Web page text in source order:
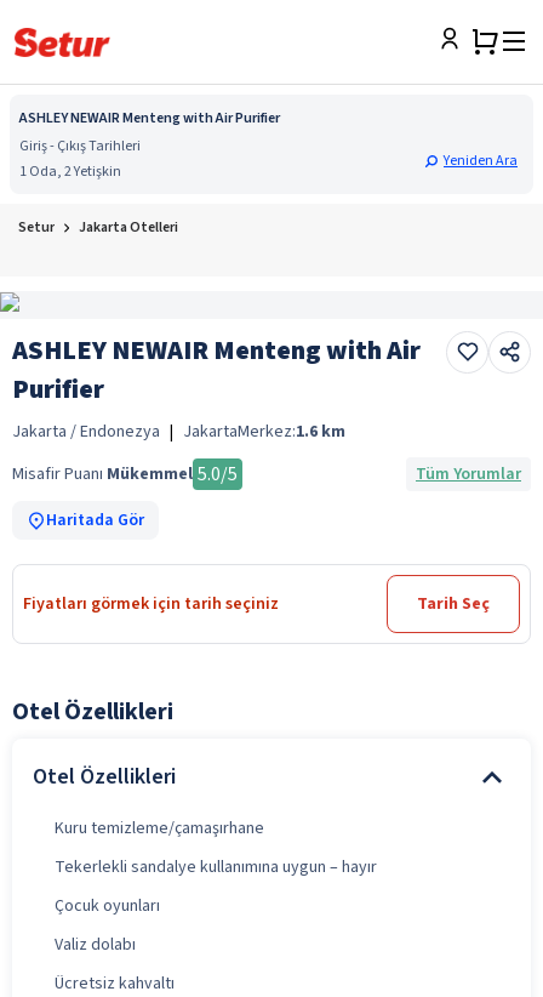
ASHLEY NEWAIR Menteng with Air Purifier
Giriş - Çıkış Tarihleri
1 Oda, 2 Yetişkin
Yeniden Ara
Setur Jakarta Otelleri
ASHLEY NEWAIR Menteng with Air
Purifier
Jakarta / Endonezya | JakartaMerkez:1.6 km
Misafir Puanı Mükemmel 5.0/5
Tüm Yorumlar
Haritada Gör
Fiyatları görmek için tarih seçiniz Tarih Seç
Otel Özellikleri
Otel Özellikleri
Kuru temizleme/çamaşırhane
Tekerlekli sandalye kullanımına uygun – hayır
Çocuk oyunları
Valiz dolabı
Ücretsiz kahvaltı